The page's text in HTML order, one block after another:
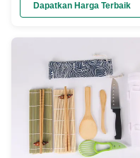
Sushi Bambu
Dapatkan Harga Terbaik